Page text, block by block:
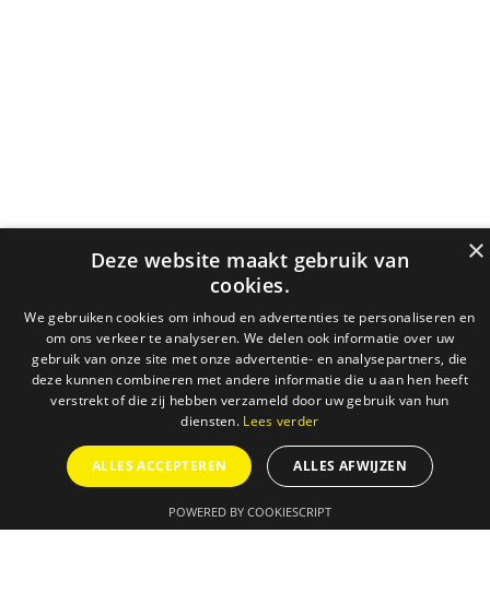
×
Deze website maakt gebruik van
cookies.
We gebruiken cookies om inhoud en advertenties te personaliseren en
om ons verkeer te analyseren. We delen ook informatie over uw
gebruik van onze site met onze advertentie- en analysepartners, die
deze kunnen combineren met andere informatie die u aan hen heeft
verstrekt of die zij hebben verzameld door uw gebruik van hun
diensten. Lees verder
ALLES ACCEPTEREN ALLES AFWIJZEN
POWERED BY COOKIESCRIPT